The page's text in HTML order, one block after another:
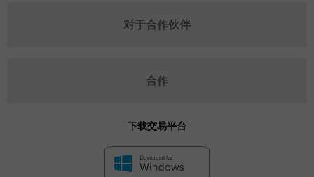
对于合作伙伴
合作
下载交易平台